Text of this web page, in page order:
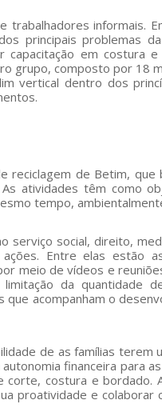
informais.
principais problemas da
em costura
grupo, composto por 18
vertical dentro dos
reciclagem de Betim, que
atividades têm como
tempo,
serviço social, direito,
ações. Entre elas estão
meio de vídeos e
da quantidade
acompanham o
de as famílias terem
financeira para
costura e bordado.
proatividade e colaborar